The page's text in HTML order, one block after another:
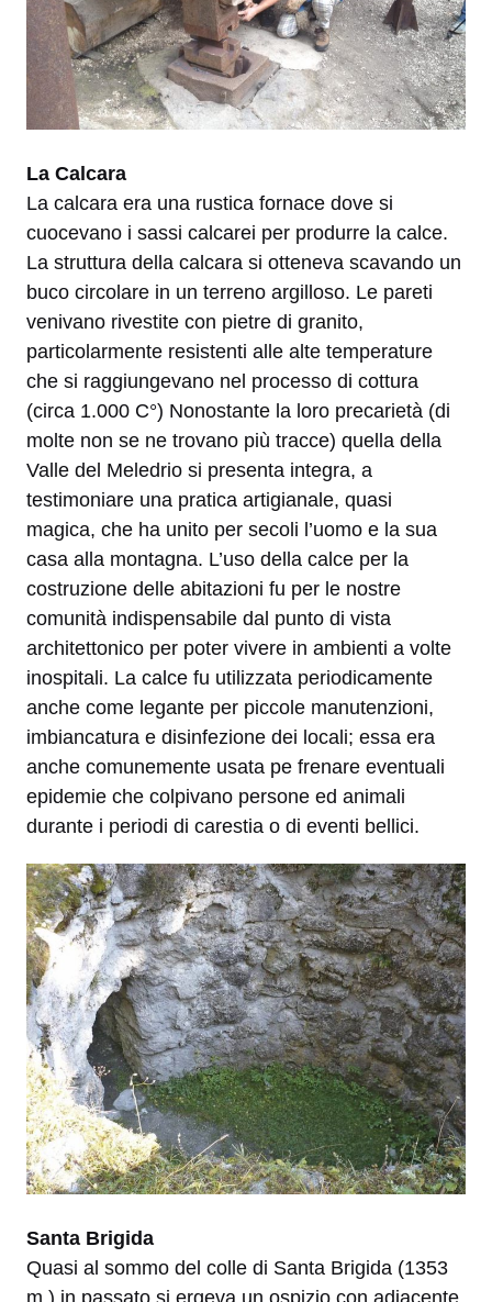
La Calcara
La calcara era una rustica fornace dove si
cuocevano i sassi calcarei per produrre la calce.
La struttura della calcara si otteneva scavando un
buco circolare in un terreno argilloso. Le pareti
venivano rivestite con pietre di granito,
particolarmente resistenti alle alte temperature
che si raggiungevano nel processo di cottura
(circa 1.000 C°) Nonostante la loro precarietà (di
molte non se ne trovano più tracce) quella della
Valle del Meledrio si presenta integra, a
testimoniare una pratica artigianale, quasi
magica, che ha unito per secoli l’uomo e la sua
casa alla montagna. L’uso della calce per la
costruzione delle abitazioni fu per le nostre
comunità indispensabile dal punto di vista
architettonico per poter vivere in ambienti a volte
inospitali. La calce fu utilizzata periodicamente
anche come legante per piccole manutenzioni,
imbiancatura e disinfezione dei locali; essa era
anche comunemente usata pe frenare eventuali
epidemie che colpivano persone ed animali
durante i periodi di carestia o di eventi bellici.
Santa Brigida
Quasi al sommo del colle di Santa Brigida (1353
m.) in passato si ergeva un ospizio con adiacente